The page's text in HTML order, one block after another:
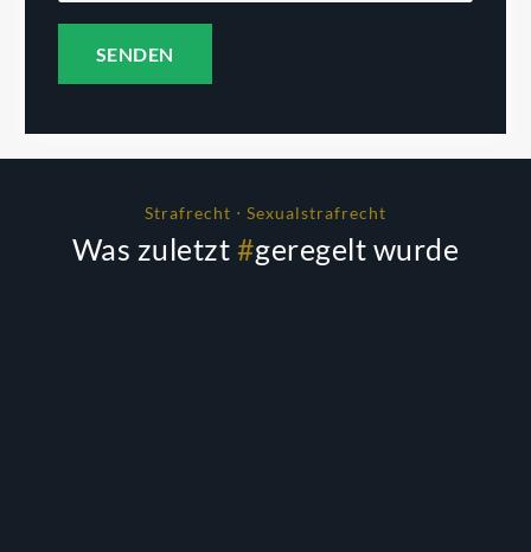
Strafrecht ⋅ Sexualstrafrecht
Was zuletzt #geregelt wurde